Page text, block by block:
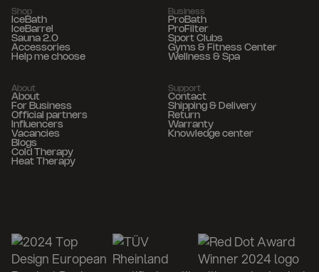
Shop
IceBath
IceBarrel
Sauna 2.0
Accessories
Help me choose
Business
ProBath
ProFilter
Sport Clubs
Gyms & Fitness Center
Wellness & Spa
About
About
For Business
Official partners
Influencers
Vacancies
Blogs
Cold Therapy
Heat Therapy
Support
Contact
Shipping & Delivery
Return
Warranty
Knowledge center